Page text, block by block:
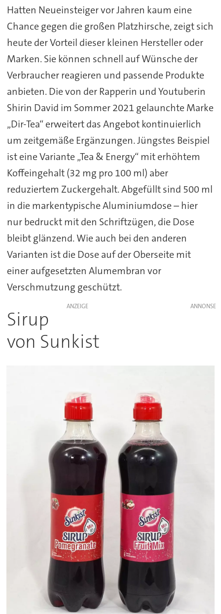
Hatten Neueinsteiger vor Jahren kaum eine
Chance gegen die großen Platzhirsche, zeigt sich
heute der Vorteil dieser kleinen Hersteller oder
Marken. Sie können schnell auf Wünsche der
Verbraucher reagieren und passende Produkte
anbieten. Die von der Rapperin und Youtuberin
Shirin David im Sommer 2021 gelaunchte Marke
„Dir-Tea“ erweitert das Angebot kontinuierlich
um zeitgemäße Ergänzungen. Jüngstes Beispiel
ist eine Variante „Tea & Energy“ mit erhöhtem
Koffeingehalt (32 mg pro 100 ml) aber
reduziertem Zuckergehalt. Abgefüllt sind 500 ml
in die markentypische Aluminiumdose – hier
nur bedruckt mit den Schriftzügen, die Dose
bleibt glänzend. Wie auch bei den anderen
Varianten ist die Dose auf der Oberseite mit
einer aufgesetzten Alumembran vor
Verschmutzung geschützt.
ANZEIGE
Sirup
von Sunkist